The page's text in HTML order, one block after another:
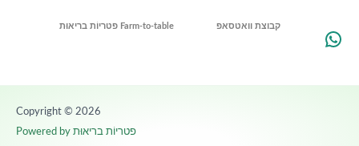
קבוצת וואטסאפ פטריוֹת בריאוּת Farm-to-table
Copyright © 2026
פטריוֹת בריאוּת Powered by